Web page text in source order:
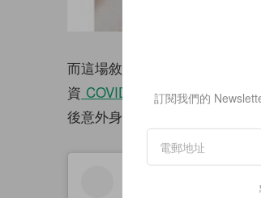
而這場敘舊的目的除了喚起影
資 COVID-19
的食物救濟，不
後意外身亡，在電影中飾演雙
訂閱我們的